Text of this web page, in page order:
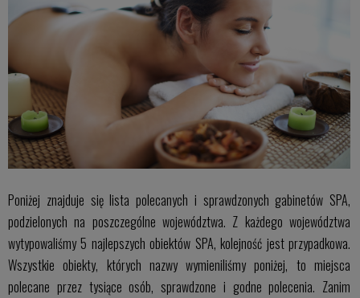
Poniżej znajduje się lista polecanych i sprawdzonych gabinetów SPA,
podzielonych na poszczególne województwa. Z każdego województwa
wytypowaliśmy 5 najlepszych obiektów SPA, kolejność jest przypadkowa.
Wszystkie obiekty, których nazwy wymieniliśmy poniżej, to miejsca
polecane przez tysiące osób, sprawdzone i godne polecenia. Zanim